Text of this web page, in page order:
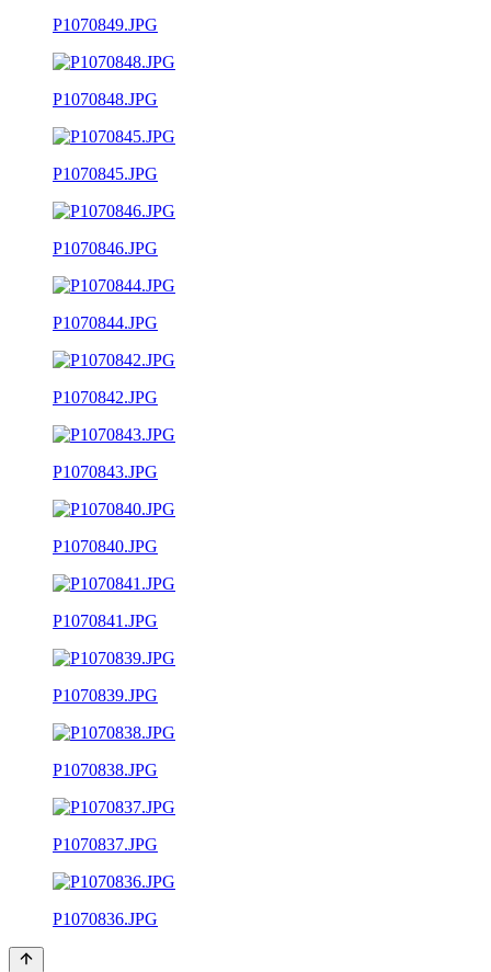
P1070849.JPG
P1070848.JPG
P1070845.JPG
P1070846.JPG
P1070844.JPG
P1070842.JPG
P1070843.JPG
P1070840.JPG
P1070841.JPG
P1070839.JPG
P1070838.JPG
P1070837.JPG
P1070836.JPG